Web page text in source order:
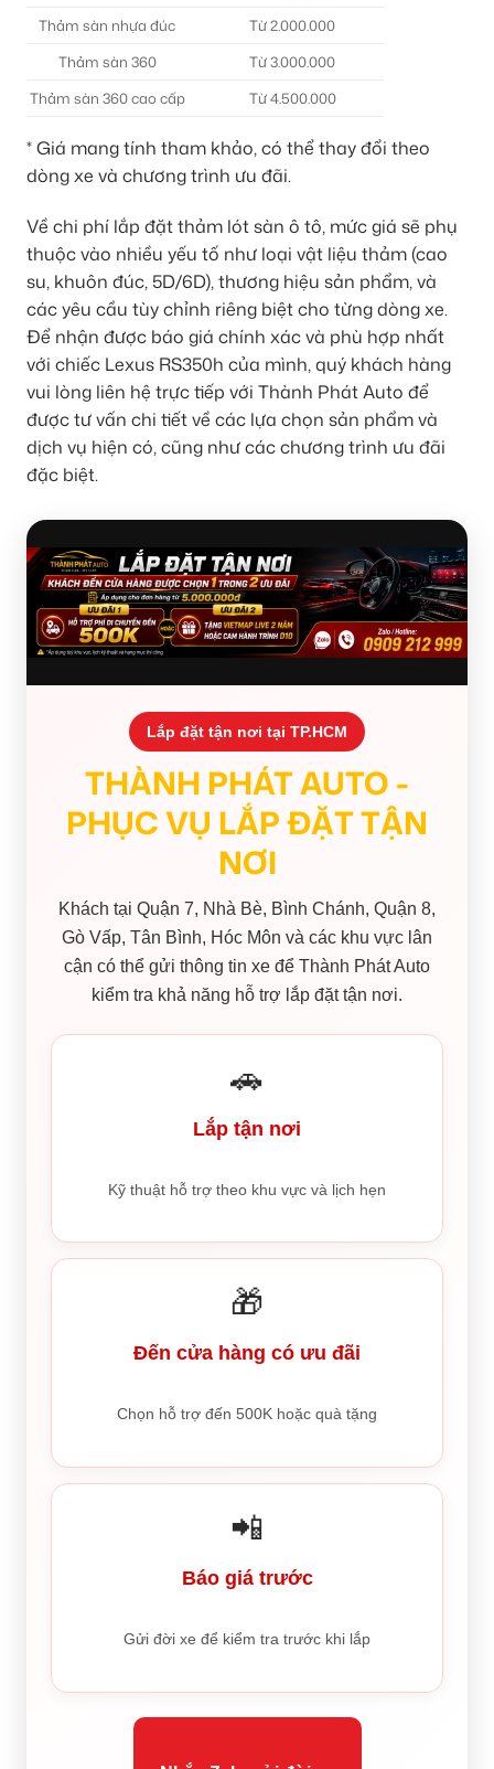
Thảm sàn nhựa đúc
Từ 2.000.000
Thảm sàn 360
Từ 3.000.000
Thảm sàn 360 cao cấp
Từ 4.500.000
* Giá mang tính tham khảo, có thể thay đổi theo
dòng xe và chương trình ưu đãi.
Về chi phí lắp đặt thảm lót sàn ô tô, mức giá sẽ phụ
thuộc vào nhiều yếu tố như loại vật liệu thảm (cao
su, khuôn đúc, 5D/6D), thương hiệu sản phẩm, và
các yêu cầu tùy chỉnh riêng biệt cho từng dòng xe.
Để nhận được báo giá chính xác và phù hợp nhất
với chiếc Lexus RS350h của mình, quý khách hàng
vui lòng liên hệ trực tiếp với Thành Phát Auto để
được tư vấn chi tiết về các lựa chọn sản phẩm và
dịch vụ hiện có, cũng như các chương trình ưu đãi
đặc biệt.
Lắp đặt tận nơi tại TP.HCM
THÀNH PHÁT AUTO -
PHỤC VỤ LẮP ĐẶT TẬN
NƠI
Khách tại Quận 7, Nhà Bè, Bình Chánh, Quận 8,
Gò Vấp, Tân Bình, Hóc Môn và các khu vực lân
cận có thể gửi thông tin xe để Thành Phát Auto
kiểm tra khả năng hỗ trợ lắp đặt tận nơi.
🚗
Lắp tận nơi
Kỹ thuật hỗ trợ theo khu vực và lịch hẹn
🎁
Đến cửa hàng có ưu đãi
Chọn hỗ trợ đến 500K hoặc quà tặng
📲
Báo giá trước
Gửi đời xe để kiểm tra trước khi lắp